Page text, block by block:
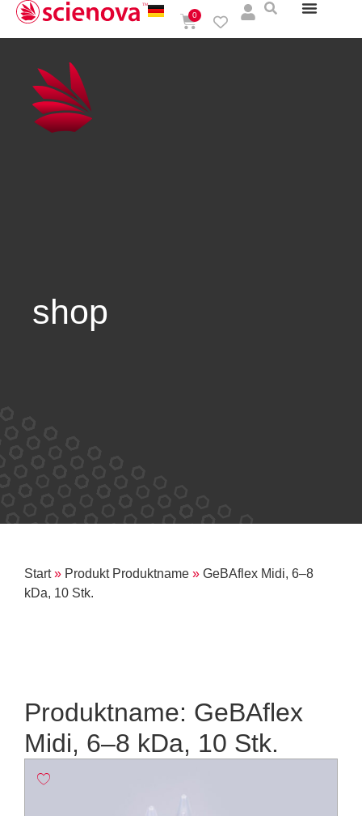
0
shop
Start » Produkt Produktname » GeBAflex Midi, 6–8
kDa, 10 Stk.
Produktname: GeBAflex
Midi, 6–8 kDa, 10 Stk.